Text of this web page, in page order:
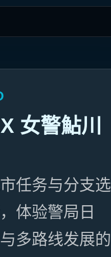
女警鮎川
任务与分支选
体验警局日
多路线发展的